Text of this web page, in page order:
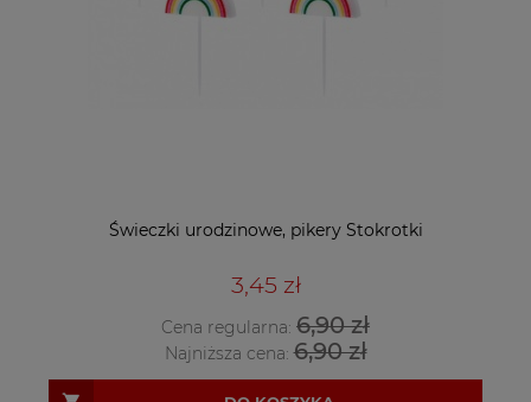
Świeczki urodzinowe, pikery Stokrotki
3,45 zł
Cena regularna: 6,90 zł
Najniższa cena:6,90 zł